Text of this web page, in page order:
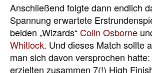
Anschließend folgte dann endlich
Spannung erwartete
beiden „Wizards“Colin Osborne
Whitlock. Und dieses Match sollte
man sich davon versprochen
erzielten zusammen 7(!) High